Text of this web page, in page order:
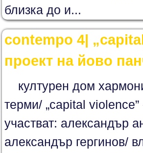
близка до и...
contempo 4|
проект на йово
културен дом
терми/ „capital
участват: александър
александър гергинов/